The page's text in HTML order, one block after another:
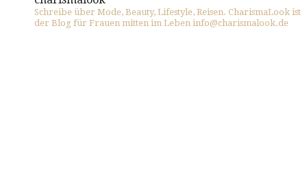
Schreibe über Mode, Beauty, Lifestyle, Reisen. CharismaLook ist
der Blog für Frauen mitten im Leben info@charismalook.de